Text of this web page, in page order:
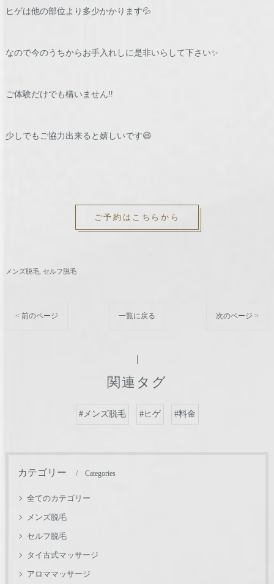
ヒゲは他の部位より多少かかります💦
なので今のうちからお手入れしに是非いらして下さい✨
ご体験だけでも構いません‼️
少しでもご協力出来ると嬉しいです😆
ご予約はこちらから
メンズ脱毛 セルフ脱毛
< 前のページ 一覧に戻る 次のページ >
関連タグ
#メンズ脱毛 #ヒゲ #料金
カテゴリー Categories
全てのカテゴリー
メンズ脱毛
セルフ脱毛
タイ古式マッサージ
アロママッサージ